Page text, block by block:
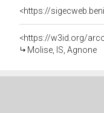
<https://w3id.org/
Molise, IS, Agnone